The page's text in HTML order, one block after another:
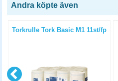
Andra köpte även
Torkrulle Tork Basic M1 11st/fp